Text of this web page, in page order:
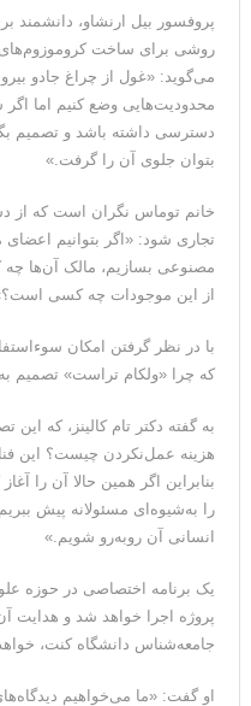
پروفسور بیل ارنشاو، دانشمند
روشی برای ساخت
می‌گوید: «غول از چراغ جادو
محدودیت‌هایی وضع کنیم اما
دسترسی داشته باشد و تصمیم
بتوان جلوی آن را گرفت.»
خانم توماس نگران است که از
تجاری‌ شود: «اگر بتوانیم
مصنوعی بسازیم، مالک آن‌ها
از این موجودات چه کسی
با در نظر گرفتن امکان
که چرا «ولکام تراست» تصمیم
به گفته دکتر تام کالینز، که
هزینه عمل‌نکردن چیست؟ این
بنابراین اگر همین حالا آن را
را به‌شیوه‌ای مسئولانه پیش
انسانی آن روبه‌رو شویم.»
یک برنامه اختصاصی در حوزه
پروژه اجرا خواهد شد و هدایت
جامعه‌شناس دانشگاه کنت، خواهد
او گفت: «ما می‌خواهیم